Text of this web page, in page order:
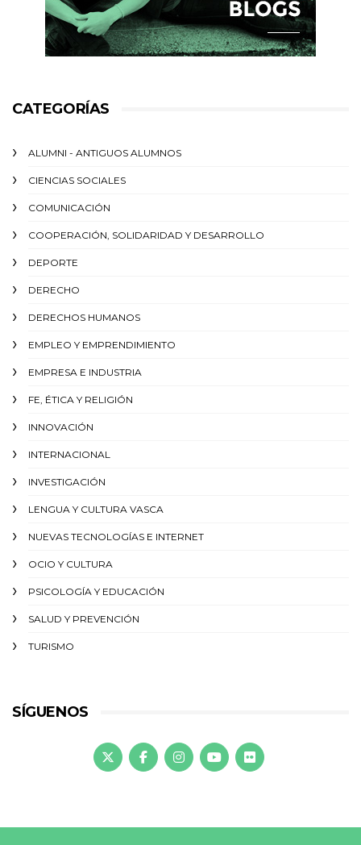
CATEGORÍAS
ALUMNI - ANTIGUOS ALUMNOS
CIENCIAS SOCIALES
COMUNICACIÓN
COOPERACIÓN, SOLIDARIDAD Y DESARROLLO
DEPORTE
DERECHO
DERECHOS HUMANOS
EMPLEO Y EMPRENDIMIENTO
EMPRESA E INDUSTRIA
FE, ÉTICA Y RELIGIÓN
INNOVACIÓN
INTERNACIONAL
INVESTIGACIÓN
LENGUA Y CULTURA VASCA
NUEVAS TECNOLOGÍAS E INTERNET
OCIO Y CULTURA
PSICOLOGÍA Y EDUCACIÓN
SALUD Y PREVENCIÓN
TURISMO
SÍGUENOS